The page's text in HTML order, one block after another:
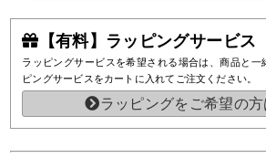
【有料】ラッピングサービス
ラッピングサービスを希望される場合は、商品と一
ピングサービスをカートに入れてご注文ください。
ラッピングをご希望の